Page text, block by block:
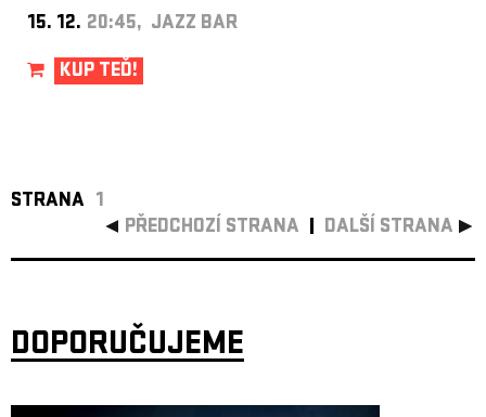
15. 12. 20:45, JAZZ BAR
KUP TEĎ!
STRANA 1
PŘEDCHOZÍ STRANA
DALŠÍ STRANA
DOPORUČUJEME